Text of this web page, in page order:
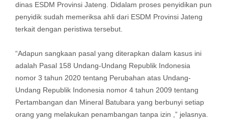
dinas ESDM Provinsi Jateng. Didalam proses penyidikan pun
penyidik sudah memeriksa ahli dari ESDM Provinsi Jateng
terkait dengan peristiwa tersebut.
“Adapun sangkaan pasal yang diterapkan dalam kasus ini
adalah Pasal 158 Undang-Undang Republik Indonesia
nomor 3 tahun 2020 tentang Perubahan atas Undang-
Undang Republik Indonesia nomor 4 tahun 2009 tentang
Pertambangan dan Mineral Batubara yang berbunyi setiap
orang yang melakukan penambangan tanpa izin ,” jelasnya.